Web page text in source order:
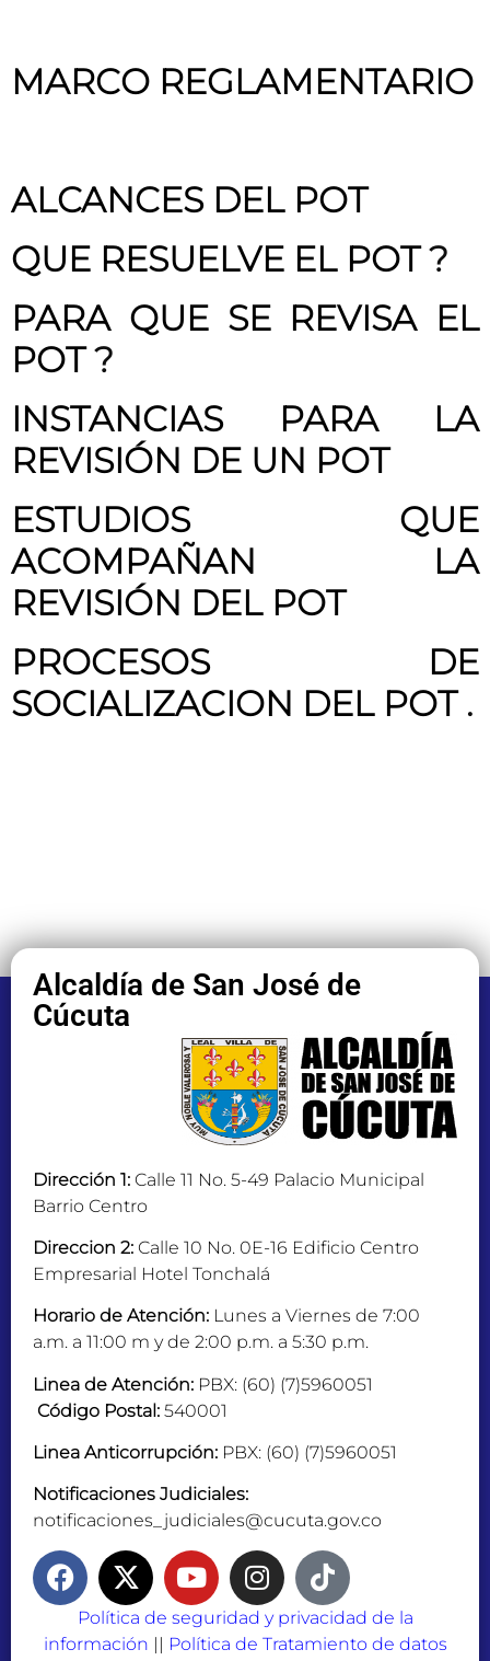
MARCO REGLAMENTARIO
ALCANCES DEL POT
QUE RESUELVE EL POT?
PARA QUE SE REVISA EL
POT?
INSTANCIAS PARA LA
REVISIÓN DE UN POT
ESTUDIOS QUE
ACOMPAÑAN LA
REVISIÓN DEL POT
PROCESOS DE
SOCIALIZACION DEL POT .
Alcaldía de San José de
Cúcuta
Dirección 1: Calle 11 No. 5-49 Palacio Municipal
Barrio Centro
Direccion 2: Calle 10 No. 0E-16 Edificio Centro
Empresarial Hotel Tonchalá
Horario de Atención: Lunes a Viernes de 7:00
a.m. a 11:00 m y de 2:00 p.m. a 5:30 p.m.
Linea de Atención: PBX: (60) (7)5960051
Código Postal: 540001
Linea Anticorrupción: PBX: (60) (7)5960051
Notificaciones Judiciales:
notificaciones_judiciales@cucuta.gov.co
Política de seguridad y privacidad de la
información || Política de Tratamiento de datos